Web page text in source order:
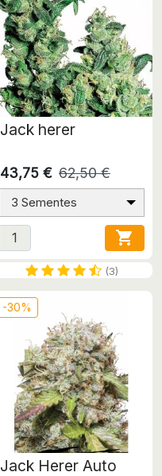
Jack herer
43,75 € 62,50 €
3 Sementes

(3)
-30%
Jack Herer Auto